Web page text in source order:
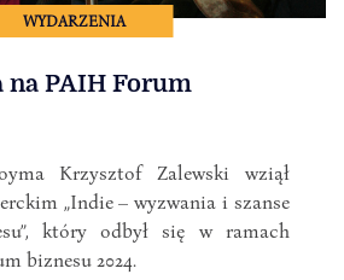
WYDARZENIA
PAIH Forum
Krzysztof Zalewski wziął
„Indie – wyzwania i szanse
który odbył się w ramach
biznesu 2024.